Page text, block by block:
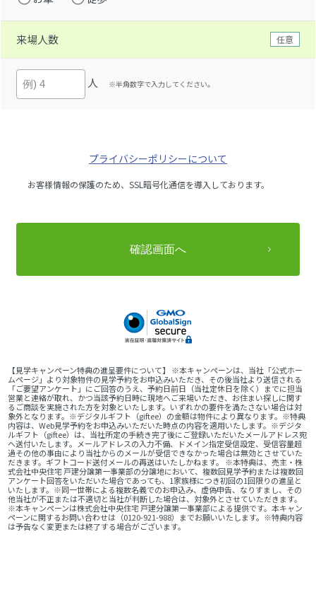
来場人数 任意
人 ※半角数字で入力してください。
プライバシーポリシーについて
お客様情報の保護のため、SSL暗号化通信を導入しております。
【見学キャンペーン特典の進呈要件について】 ※本キャンペーンは、当社「公式ホー
ムページ」より対象物件の見学予約をお申込みいただき、その後当社より送信される
「ご要望アンケート」にご回答のうえ、予約日前日（当社定休日を除く）までに担当
営業と連絡が取れ、かつ当該予約日時に現地へご来場いただき、お住まい探しに関す
るご商談を実施された方を対象といたします。いずれかの要件を満たさない場合は対
象外となります。※デジタルギフト（giftee）の金額は物件により異なります。※特典
内容は、Web見学予約をお申込みいただいた時点の内容を適用いたします。※デジタ
ルギフト（giftee）は、当社所定の手続き完了後にご登録いただいたメールアドレス宛
へ送付いたします。メールアドレスの入力不備、ドメイン指定受信設定、受信容量超
過その他の事由により当社からのメールが受信できなかった場合は無効とさせていた
だきます。ギフトコード送付メールの再送はいたしかねます。 ※本特典は、売主・株
式会社中央住宅 戸建分譲第一事業部の分譲地において、複数回見学予約または複数回
アンケート回答をいただいた場合であっても、1家族様につき初回の1回限りの進呈と
いたします。※同一世帯による複数名義でのお申込み、虚偽申告、なりすまし、その
他当社が不正または不適切と当社が判断した場合は、対象外とさせていただきます。
※本キャンペーンは株式会社中央住宅 戸建分譲第一事業部による提供です。本キャン
ペーンに関するお問い合わせは（0120-921-988）までお願いいたします。※特典内容
は予告なく変更または終了する場合がございます。